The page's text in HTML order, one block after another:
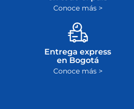
Conoce más >
Entrega express
en Bogotá
Conoce más >